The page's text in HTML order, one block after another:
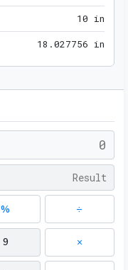
10 in
18 .027756 in
% ÷
9 ×